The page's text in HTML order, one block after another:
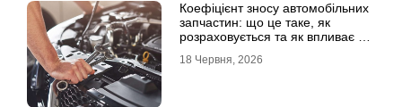
Коефіцієнт зносу автомобільних
запчастин: що це таке, як
розраховується та як впливає на
18 Червня, 2026